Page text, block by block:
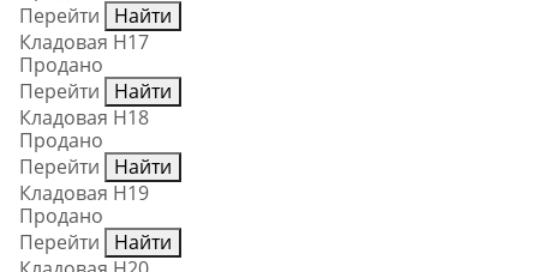
Перейти
Найти
Кладовая Н17
Продано
Перейти
Найти
Кладовая Н18
Продано
Перейти
Найти
Кладовая Н19
Продано
Перейти
Найти